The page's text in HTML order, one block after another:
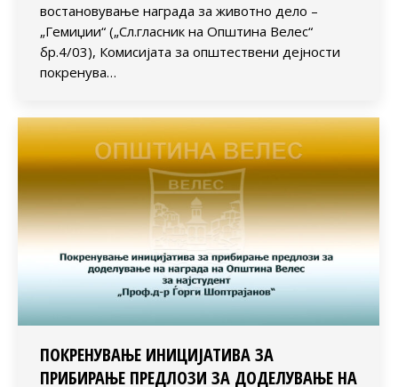
востановување награда за животно дело –
„Гемиџии“ („Сл.гласник на Општина Велес“
бр.4/03), Комисијата за општествени дејности
покренува…
ПОКРЕНУВАЊЕ ИНИЦИЈАТИВА ЗА
ПРИБИРАЊЕ ПРЕДЛОЗИ ЗА ДОДЕЛУВАЊЕ НА